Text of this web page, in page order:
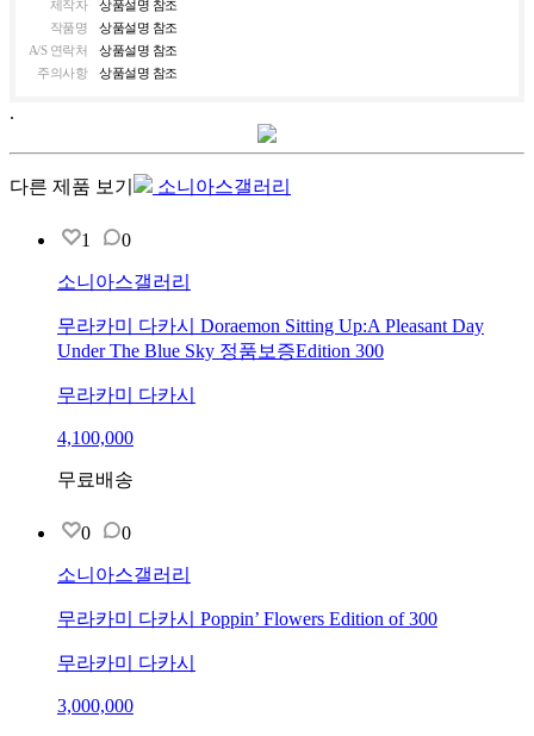
제작자
상품설명 참조
작품명
상품설명 참조
A/S 연락처
상품설명 참조
주의사항
상품설명 참조
.
다른 제품 보기 소니아스갤러리
1 0
소니아스갤러리
무라카미 다카시 Doraemon Sitting Up:A Pleasant Day
Under The Blue Sky 정품보증Edition 300
무라카미 다카시
4,100,000
무료배송
0 0
소니아스갤러리
무라카미 다카시 Poppin’ Flowers Edition of 300
무라카미 다카시
3,000,000